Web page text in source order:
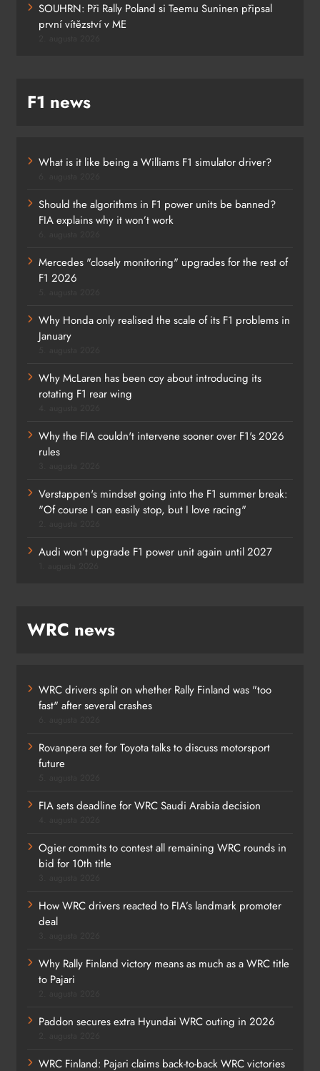
SOUHRN: Při Rally Poland si Teemu Suninen připsal
první vítězství v ME
F1 news
What is it like being a Williams F1 simulator driver?
Should the algorithms in F1 power units be banned?
FIA explains why it won’t work
Mercedes "closely monitoring" upgrades for the rest of
F1 2026
Why Honda only realised the scale of its F1 problems in
January
Why McLaren has been coy about introducing its
rotating F1 rear wing
Why the FIA couldn't intervene sooner over F1's 2026
rules
Verstappen's mindset going into the F1 summer break:
"Of course I can easily stop, but I love racing"
Audi won’t upgrade F1 power unit again until 2027
WRC news
WRC drivers split on whether Rally Finland was "too
fast" after several crashes
Rovanpera set for Toyota talks to discuss motorsport
future
FIA sets deadline for WRC Saudi Arabia decision
Ogier commits to contest all remaining WRC rounds in
bid for 10th title
How WRC drivers reacted to FIA’s landmark promoter
deal
Why Rally Finland victory means as much as a WRC title
to Pajari
Paddon secures extra Hyundai WRC outing in 2026
WRC Finland: Pajari claims back-to-back WRC victories